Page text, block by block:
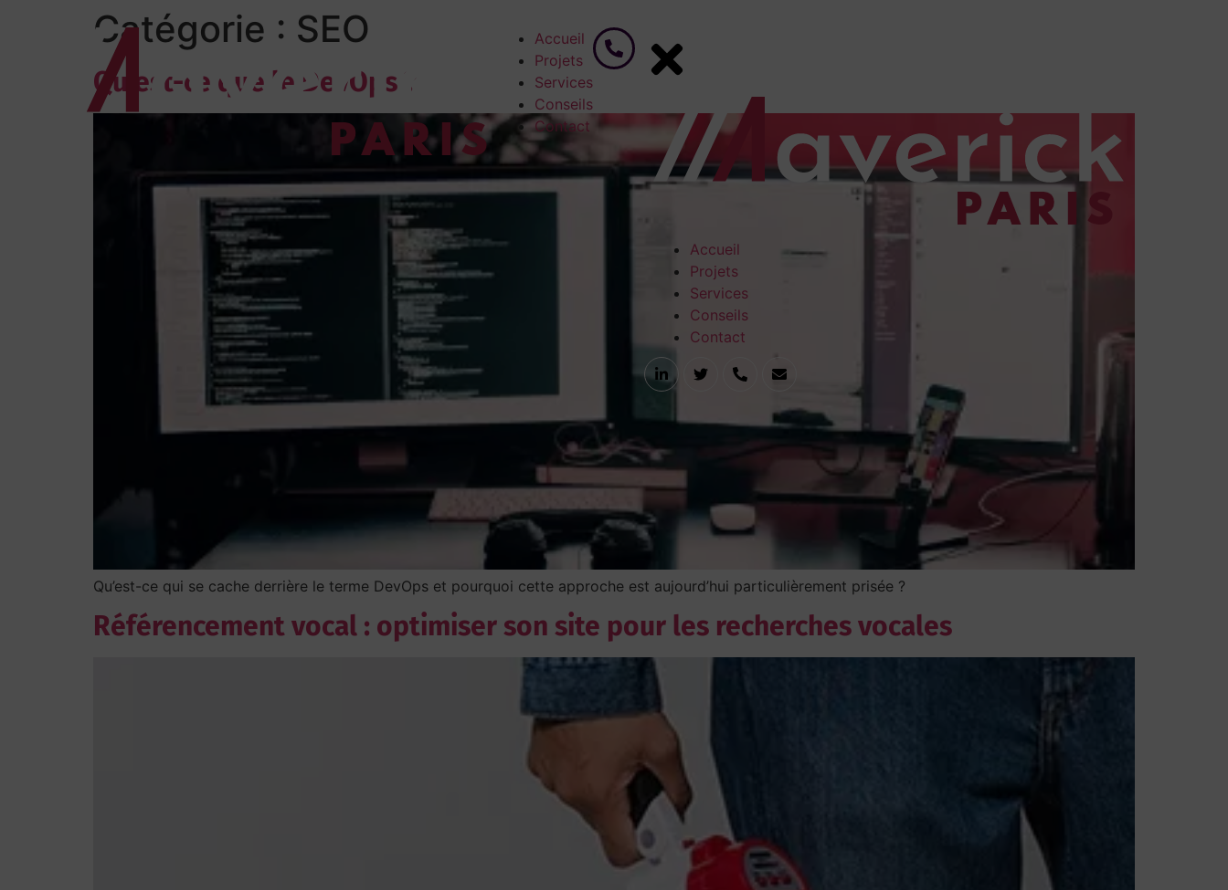
Accueil
Projets
Services
Conseils
Contact
Accueil
Projets
Services
Conseils
Contact
Catégorie : SEO
Qu’est-ce que le DevOps ?
Qu’est-ce qui se cache derrière le terme DevOps et pourquoi cette approche est aujourd’hui particulièrement prisée ?
Référencement vocal : optimiser son site pour les recherches vocales